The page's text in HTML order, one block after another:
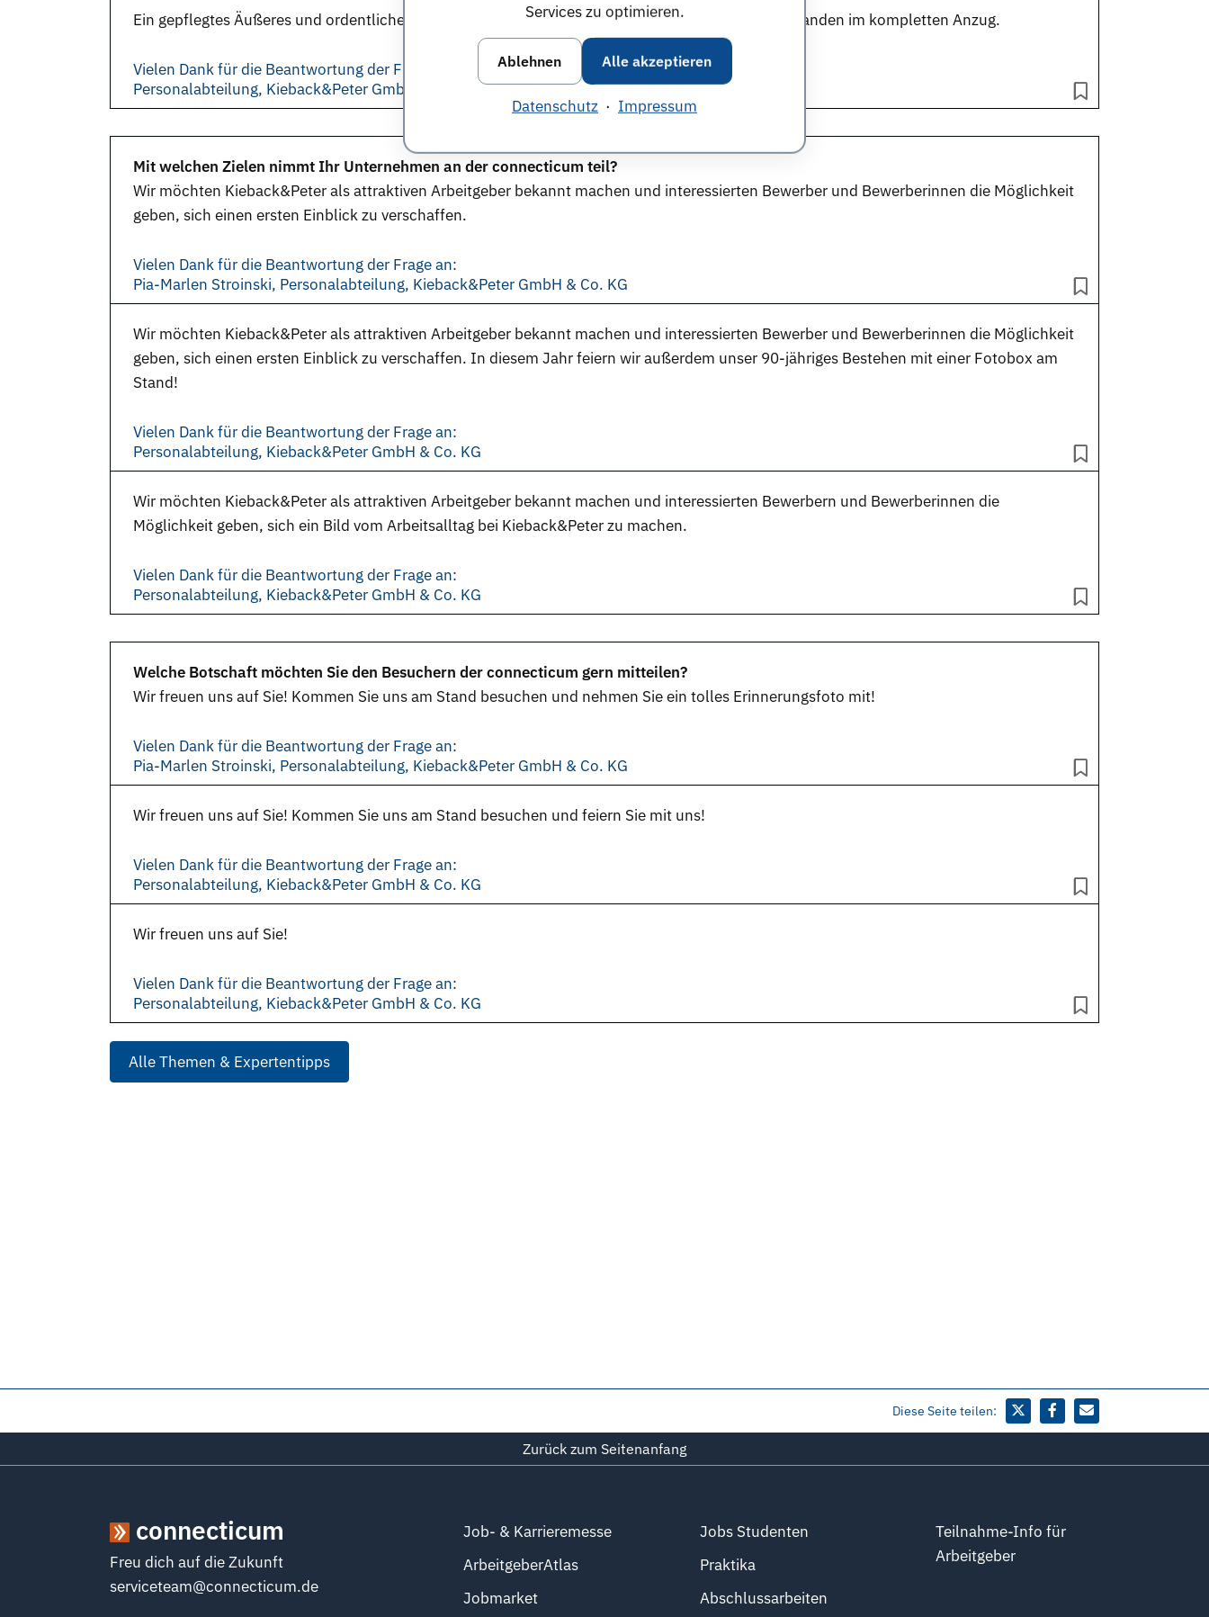
Services zu optimieren.
Ablehnen Alle akzeptieren
Datenschutz · Impressum
Ein gepflegtes Äußeres und ordentliche Kleidung versteht sich von selbst. Wir erwarten aber niemanden im kompletten Anzug.
Vielen Dank für die Beantwortung der Frage an:
Personalabteilung, Kieback&Peter GmbH & Co. KG
Mit welchen Zielen nimmt Ihr Unternehmen an der connecticum teil?
Wir möchten Kieback&Peter als attraktiven Arbeitgeber bekannt machen und interessierten Bewerber und Bewerberinnen die Möglichkeit
geben, sich einen ersten Einblick zu verschaffen.
Vielen Dank für die Beantwortung der Frage an:
Pia-Marlen Stroinski, Personalabteilung, Kieback&Peter GmbH & Co. KG
Wir möchten Kieback&Peter als attraktiven Arbeitgeber bekannt machen und interessierten Bewerber und Bewerberinnen die Möglichkeit
geben, sich einen ersten Einblick zu verschaffen. In diesem Jahr feiern wir außerdem unser 90-jähriges Bestehen mit einer Fotobox am
Stand!
Vielen Dank für die Beantwortung der Frage an:
Personalabteilung, Kieback&Peter GmbH & Co. KG
Wir möchten Kieback&Peter als attraktiven Arbeitgeber bekannt machen und interessierten Bewerbern und Bewerberinnen die
Möglichkeit geben, sich ein Bild vom Arbeitsalltag bei Kieback&Peter zu machen.
Vielen Dank für die Beantwortung der Frage an:
Personalabteilung, Kieback&Peter GmbH & Co. KG
Welche Botschaft möchten Sie den Besuchern der connecticum gern mitteilen?
Wir freuen uns auf Sie! Kommen Sie uns am Stand besuchen und nehmen Sie ein tolles Erinnerungsfoto mit!
Vielen Dank für die Beantwortung der Frage an:
Pia-Marlen Stroinski, Personalabteilung, Kieback&Peter GmbH & Co. KG
Wir freuen uns auf Sie! Kommen Sie uns am Stand besuchen und feiern Sie mit uns!
Vielen Dank für die Beantwortung der Frage an:
Personalabteilung, Kieback&Peter GmbH & Co. KG
Wir freuen uns auf Sie!
Vielen Dank für die Beantwortung der Frage an:
Personalabteilung, Kieback&Peter GmbH & Co. KG
Alle Themen & Expertentipps
Diese Seite teilen:
Zurück zum Seitenanfang
connecticum
Freu dich auf die Zukunft
serviceteam@connecticum.de
Job- & Karrieremesse
ArbeitgeberAtlas
Jobmarket
Jobs Studenten
Praktika
Abschlussarbeiten
Teilnahme-Info für
Arbeitgeber